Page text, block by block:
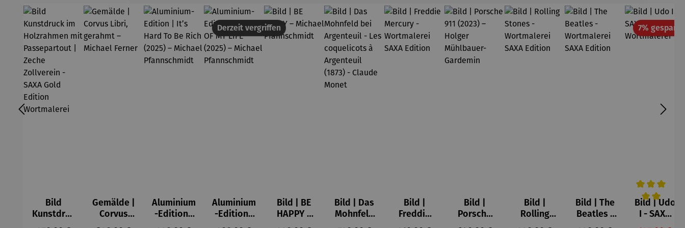
Bild
Kunstdruc
k im
Gemälde |
Corvus
Libri,
Aluminium
-Edition |
It’s Hard
Derzeit vergriffen
Aluminium
-Edition |
LOVE OF
Bild | BE
HAPPY –
Michael
Bild | Das
Mohnfeld
bei
Bild |
Freddie
Mercury -
Bild |
Porsche
911 (2023)
Bild |
Rolling
Stones -
Bild | The
Beatles -
Wortmale
7% gespart
Bild | Udo
I - SAXA
Edition